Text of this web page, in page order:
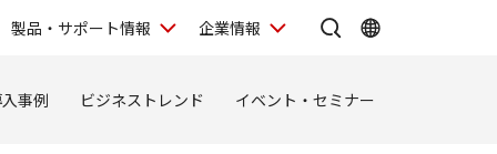
製品・サポート情報 企業情報
事例 ビジネストレンド イベント・セミナー